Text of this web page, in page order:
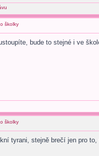
školky
bude to stejné i ve
školky
tyrani, stejně brečí jen pro